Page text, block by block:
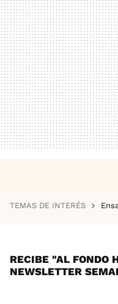
TEMAS DE INTERÉS
RECIBE "AL FONDO
NEWSLETTER